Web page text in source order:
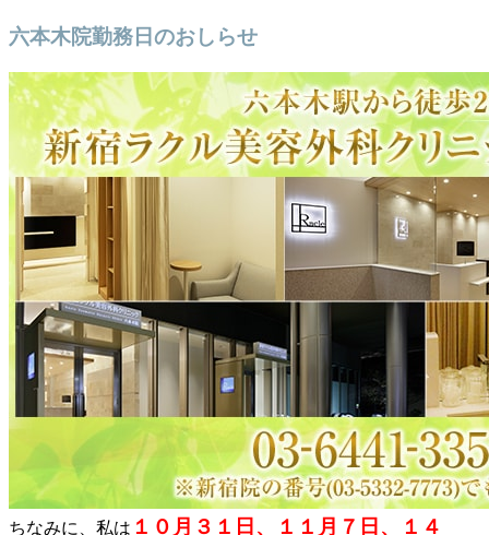
六本木院勤務日のおしらせ
ちなみに、私は １０月３１日、１１月７日、１４